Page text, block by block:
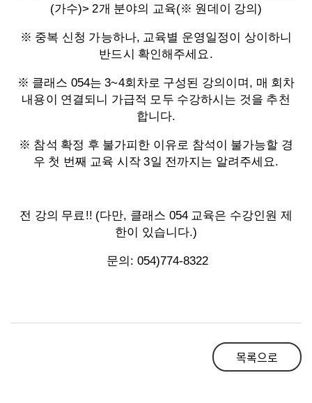
(가수)> 2개 분야의 교육(※ 원데이 강의)
※ 중복 신청 가능하나, 교육별 운영일정이 상이하니
반드시 확인해주세요.
※ 클래스 054는 3~4회차로 구성된 강의이며, 매 회차
내용이 연결되니 가급적 모두 수강하시는 것을 추천
합니다.
※ 참석 확정 후 불가피한 이유로 참석이 불가능할 경
우 첫 번째 교육 시작 3일 전까지는 알려주세요.
전 강의 무료!! (다만, 클래스 054 교육은 수강인원 제
한이 있습니다.)
문의: 054)774-8322
목록으로